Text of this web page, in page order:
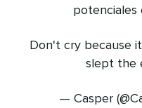
potenciales
Don't cry because
slept the
— Casper